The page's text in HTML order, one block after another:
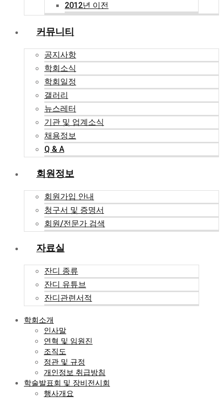
2012년 이전
커뮤니티
공지사항
학회소식
학회일정
갤러리
뉴스레터
기관 및 업계소식
채용정보
Q & A
회원정보
회원가입 안내
청구서 및 증명서
회원/전문가 검색
자료실
잔디 종류
잔디 유튜브
잔디관련서적
학회소개
인사말
연혁 및 임원진
조직도
정관 및 규정
개인정보 취급방침
학술발표회 및 장비전시회
행사개요